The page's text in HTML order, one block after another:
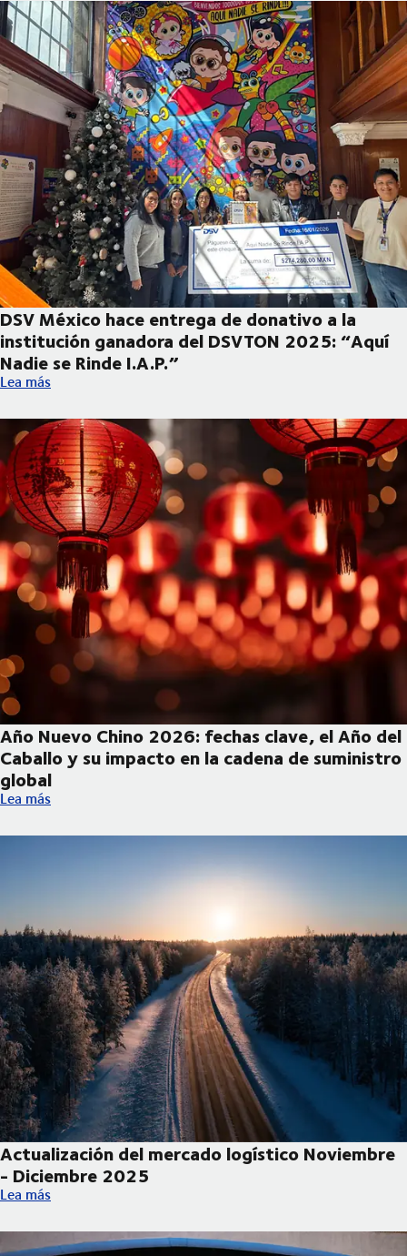
DSV México hace entrega de donativo a la
institución ganadora del DSVTON 2025: “Aquí
Nadie se Rinde I.A.P.”
DSV México hace entrega de donativo a la institución
Lea más
Año Nuevo Chino 2026: fechas clave, el Año del
Caballo y su impacto en la cadena de suministro
global
Año Nuevo Chino 2026: fechas clave, el Año del Caballo y su
Lea más
Actualización del mercado logístico Noviembre
- Diciembre 2025
Actualización del mercado logístico Noviembre - Diciembre
Lea más